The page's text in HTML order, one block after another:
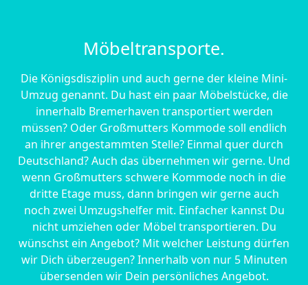
Möbeltransporte.
Die Königsdisziplin und auch gerne der kleine Mini-
Umzug genannt. Du hast ein paar Möbelstücke, die
innerhalb Bremer­haven transportiert werden
müssen? Oder Großmutters Kommode soll endlich
an ihrer angestammten Stelle? Einmal quer durch
Deutschland? Auch das übernehmen wir gerne. Und
wenn Großmutters schwere Kommode noch in die
dritte Etage muss, dann bringen wir gerne auch
noch zwei Umzugshelfer mit. Einfacher kannst Du
nicht umziehen oder Möbel transportieren. Du
wünschst ein Angebot? Mit welcher Leistung dürfen
wir Dich überzeugen? Innerhalb von nur 5 Minuten
übersenden wir Dein persönliches Angebot.